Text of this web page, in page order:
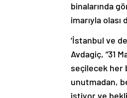
binalarında
imarıyla
‘İstanbul ve
Avdagiç, “31
seçilecek her
unutmadan,
istiyor ve